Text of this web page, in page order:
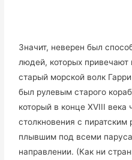
Значит, неверен был
людей, которых привечают
старый морской волк
был рулевым старого
который в конце XVIII века
столкновения с
плывшим под всеми
направлении. (Как ни